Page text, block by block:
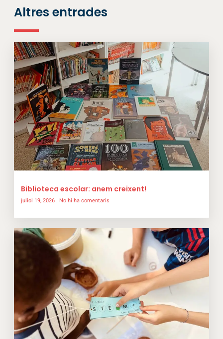
Altres entrades
Biblioteca escolar: anem creixent!
juliol 19, 2026 No hi ha comentaris